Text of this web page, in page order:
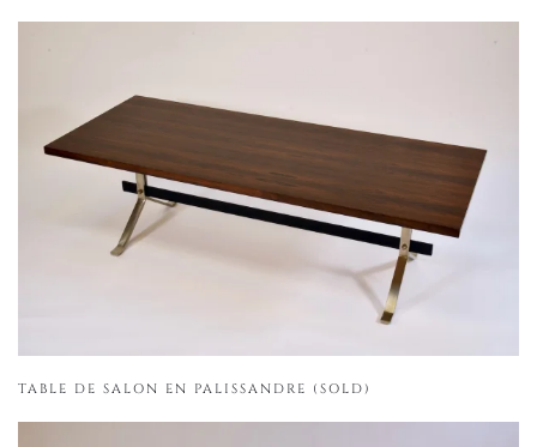
TABLE DE SALON EN PALISSANDRE (SOLD)